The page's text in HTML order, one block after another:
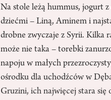
Na stole leżą hummus, jogurt
dziećmi – Liną, Aminem i
drobne zwyczaje z Syrii. Kilka
może nie taka – torebki
napoju w małych
ośrodku dla uchodźców w
Gruzini, ich najwięcej stara się